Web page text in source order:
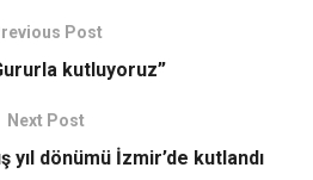
Post
kutluyoruz”
Next Post
yıl dönümü İzmir’de kutlandı